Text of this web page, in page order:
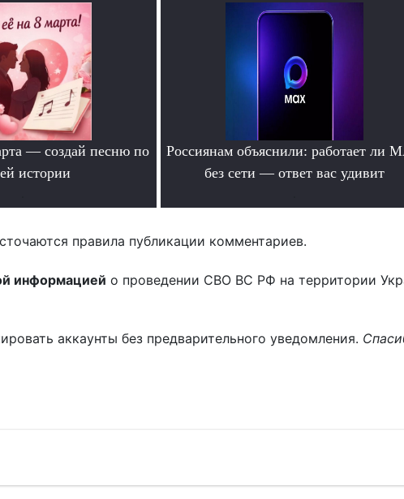
— создай песню по
истории
Россиянам объяснили: работает ли
без сети — ответ вас удивит
правила публикации комментариев.
информацией о проведении СВО ВС РФ на территории
аккаунты без предварительного уведомления.